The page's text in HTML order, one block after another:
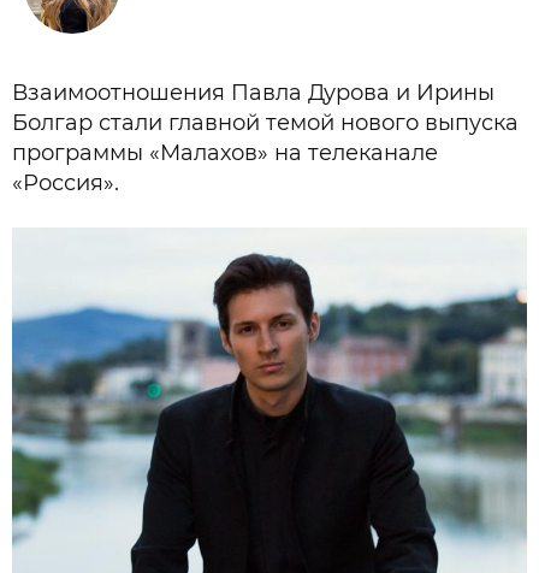
Взаимоотношения Павла Дурова и Ирины
Болгар стали главной темой нового выпуска
программы «Малахов» на телеканале
«Россия».